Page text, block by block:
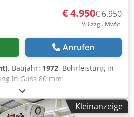
€ 4.950€ 6.950
VB zzgl. MwSt.
Anrufen
, Baujahr: 1972, Bohrleistung in
in Guss 80 mm
Abjt Uzk Rj Rsrf
Spindelhub 240 mm
mm Drehzahlbereich, stufenlos
Kleinanzeige